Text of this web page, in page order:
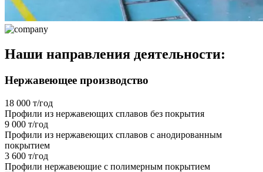
Наши направления деятельности:
Нержавеющее производство
18 000 т/год
Профили из нержавеющих сплавов без покрытия
9 000 т/год
Профили из нержавеющих сплавов с анодированным
покрытием
3 600 т/год
Профили нержавеющие с полимерным покрытием